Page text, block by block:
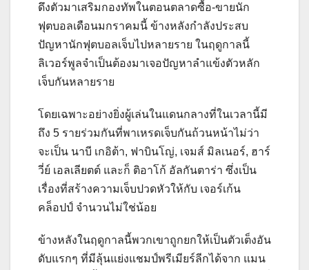
ดึงตัวมาเสริมกองทัพในตอนตลาดซื้อ-ขายนัก
ฟุตบอลเดือนมกราคมนี้ ข้างหลังกำลังประสบ
ปัญหานักฟุตบอลเจ็บไปหลายราย ในฤดูกาลนี้
ลิเวอร์พูลจำเป็นต้องมาเจอปัญหาลำแข้งตัวหลัก
เจ็บกันหลายราย
โดยเฉพาะอย่างยิ่งผู้เล่นในแดนกลางที่ในเวลานี้มี
ถึง 5 รายร่วมกันที่พาเหรดเจ็บกันถ้วนหน้าไม่ว่า
จะเป็น นาบี เกอิต้า, ฟาบินโญ่, เจมส์ มิลเนอร์, ฮาร์
วี่ย์ เอลเลียตต์ และก็ ติอาโก้ อัลกันตาร่า ซึ่งเป็น
เรื่องที่สร้างความเจ็บปวดหัวให้กับ เจอร์เก้น
คล็อปป์ จำนวนไม่ใช่น้อย
ข้างหลังในฤดูกาลนี้พวกเขาถูกยกให้เป็นตัวเต็งอัน
ดับแรกๆ ที่มีลุ้นแย่งแชมป์พรีเมียร์ลีกได้จาก แมน